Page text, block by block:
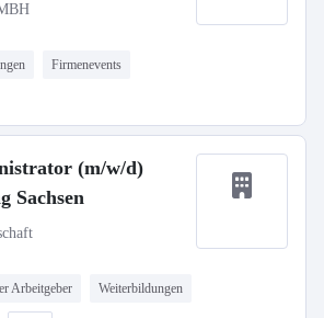
Firmenevents
(m/w/d)
Sachsen
Arbeitgeber Weiterbildungen